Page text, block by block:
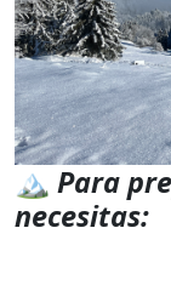
🏔️ Para
necesitas: